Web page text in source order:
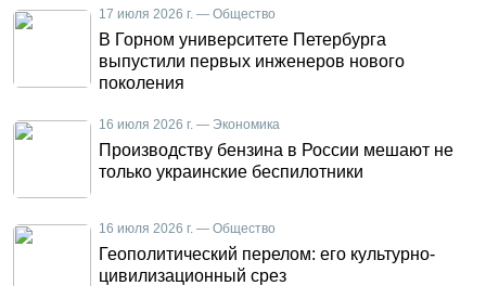
17 июля 2026 г. — Общество
В Горном университете Петербурга
выпустили первых инженеров нового
поколения
16 июля 2026 г. — Экономика
Производству бензина в России мешают не
только украинские беспилотники
16 июля 2026 г. — Общество
Геополитический перелом: его культурно-
цивилизационный срез